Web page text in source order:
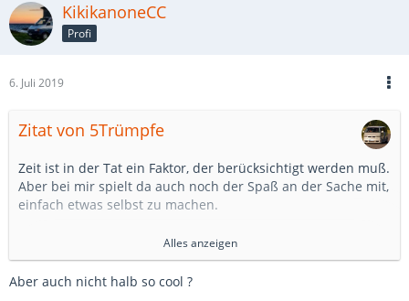
KikikanoneCC
Profi
6. Juli 2019
Zitat von 5Trümpfe
Zeit ist in der Tat ein Faktor, der berücksichtigt werden muß.
Aber bei mir spielt da auch noch der Spaß an der Sache mit,
einfach etwas selbst zu machen.
Wenn ich zB die Arbeitszeit bei meinem Anhänger mit
einrechne, wäre ein 8m Tabbert Wohnwagen günstiger,
bequemer und mit viel besserem Platzangebot
Alles anzeigen
Aber auch nicht halb so cool ?